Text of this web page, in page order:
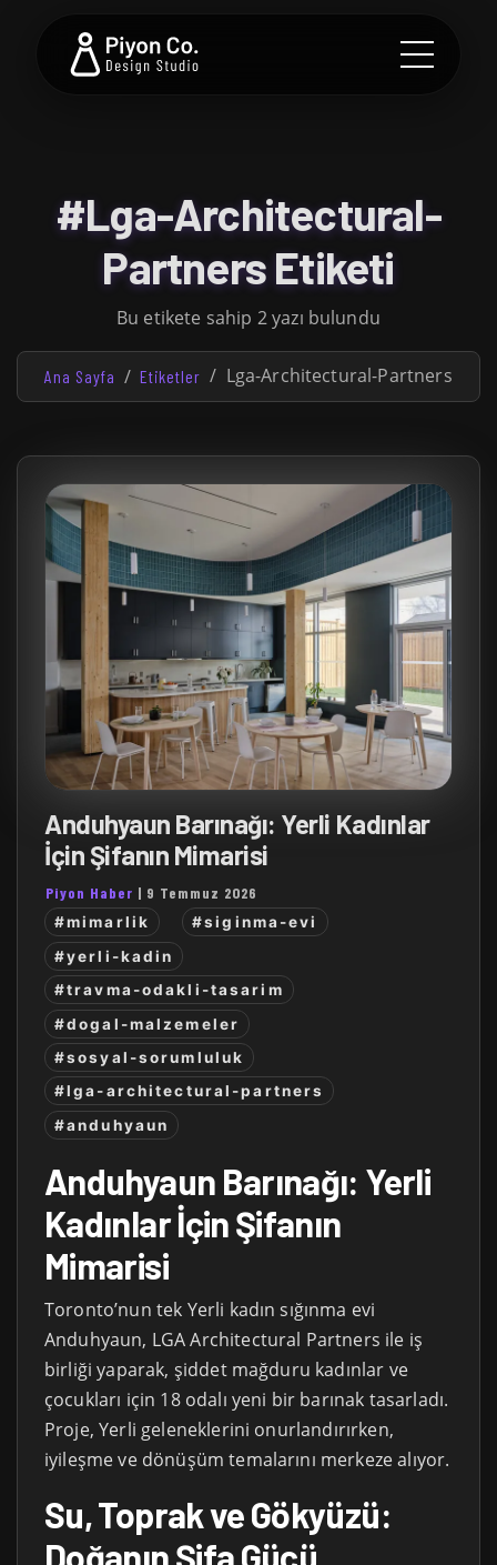
#Lga-Architectural-
Partners Etiketi
Bu etikete sahip 2 yazı bulundu
Ana Sayfa Etiketler Lga-Architectural-Partners
Anduhyaun Barınağı: Yerli Kadınlar
İçin Şifanın Mimarisi
Piyon Haber | 9 Temmuz 2026
#mimarlik
#siginma-evi
#yerli-kadin
#travma-odakli-tasarim
#dogal-malzemeler
#sosyal-sorumluluk
#lga-architectural-partners
#anduhyaun
Anduhyaun Barınağı: Yerli
Kadınlar İçin Şifanın
Mimarisi
Toronto’nun tek Yerli kadın sığınma evi
Anduhyaun, LGA Architectural Partners ile iş
birliği yaparak, şiddet mağduru kadınlar ve
çocukları için 18 odalı yeni bir barınak tasarladı.
Proje, Yerli geleneklerini onurlandırırken,
iyileşme ve dönüşüm temalarını merkeze alıyor.
Su, Toprak ve Gökyüzü:
Doğanın Şifa Gücü